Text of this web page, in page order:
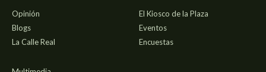
Opinión
Blogs
La Calle Real
El Kiosco de la Plaza
Eventos
Encuestas